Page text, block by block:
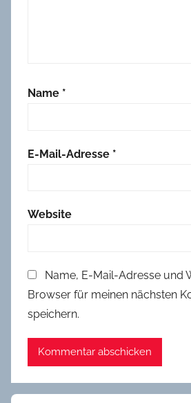
Name *
E-Mail-Adresse *
Website
Name, E-Mail-Adresse und
Browser für meinen nächsten
speichern.